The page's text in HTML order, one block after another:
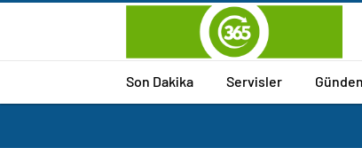
Son Dakika Servisler